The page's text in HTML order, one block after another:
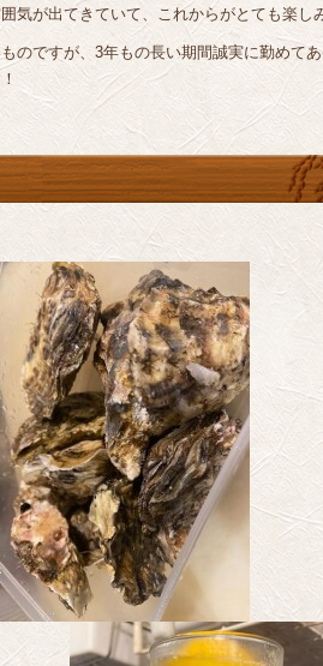
気が出てきていて、これからがとても楽し
のですが、3年もの長い期間誠実に勤めて